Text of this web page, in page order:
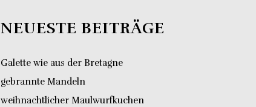
NEUESTE BEITRÄGE
Galette wie aus der Bretagne
gebrannte Mandeln
weihnachtlicher Maulwurfkuchen